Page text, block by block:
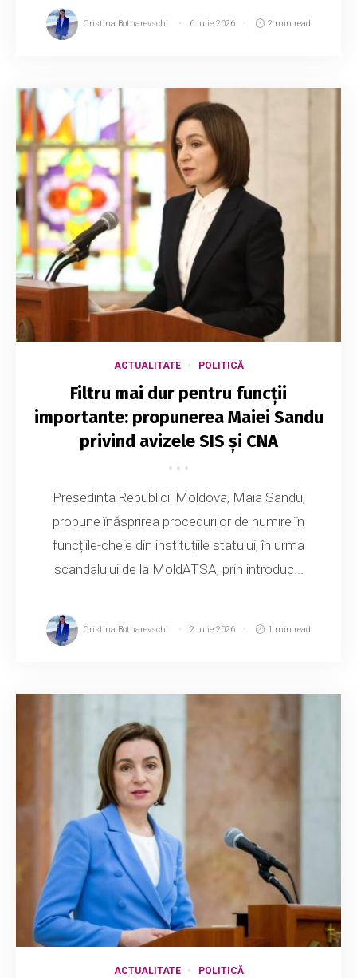
Cristina Botnarevschi 6 iulie 2026 2 min read
ACTUALITATE POLITICĂ
Filtru mai dur pentru funcții
importante: propunerea Maiei Sandu
privind avizele SIS și CNA
Președinta Republicii Moldova, Maia Sandu,
propune înăsprirea procedurilor de numire în
funcțiile-cheie din instituțiile statului, în urma
scandalului de la MoldATSA, prin introduc...
Cristina Botnarevschi 2 iulie 2026 1 min read
ACTUALITATE POLITICĂ